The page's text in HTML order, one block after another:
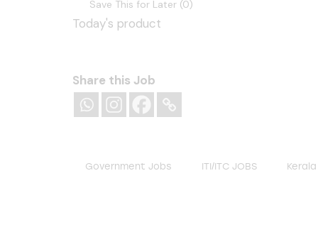
Save This for Later (0)
Today's product
Share this Job
Government Jobs ITI/ITC JOBS Kerala